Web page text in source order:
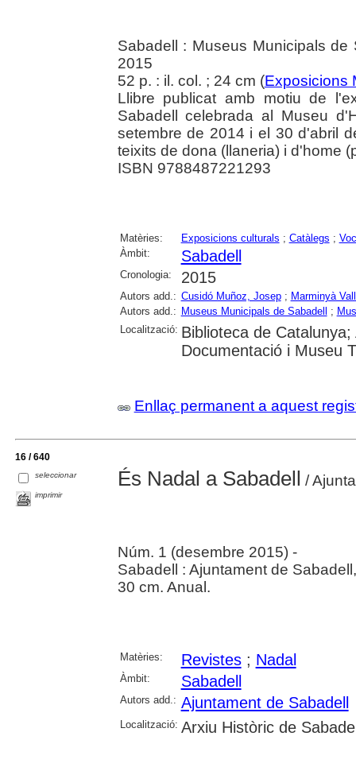
Sabadell : Museus Municipals
2015
52 p. : il. col. ; 24 cm (Exposicions
Llibre publicat amb motiu de
Sabadell celebrada al Museu
setembre de 2014 i el 30 d'abril
teixits de dona (llaneria) i d'home
ISBN 9788487221293
Matèries: Exposicions culturals ; Catàlegs ;
Àmbit:
Sabadell
Cronologia: 2015
Autors add.: Cusidó Muñoz, Josep; Marminyà
Autors add.: Museus Municipals de Sabadell ;
Localització: Biblioteca de
Documentació i Museu
Enllaç permanent a aquest
16 / 640
seleccionar
imprimir
És Nadal a Sabadell /
Núm. 1 (desembre 2015) -
Sabadell : Ajuntament de
30 cm. Anual.
Matèries: Revistes; Nadal
Àmbit: Sabadell
Autors add.: Ajuntament de Sabadell
Localització: Arxiu Històric de